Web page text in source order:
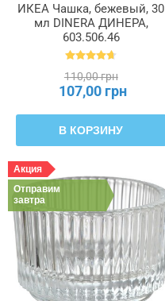
ИКЕА Чашка, бежевый, 30
мл DINERA ДИНЕРА,
603.506.46
110,00 грн
107,00 грн
В КОРЗИНУ
Акция
Отправим
завтра